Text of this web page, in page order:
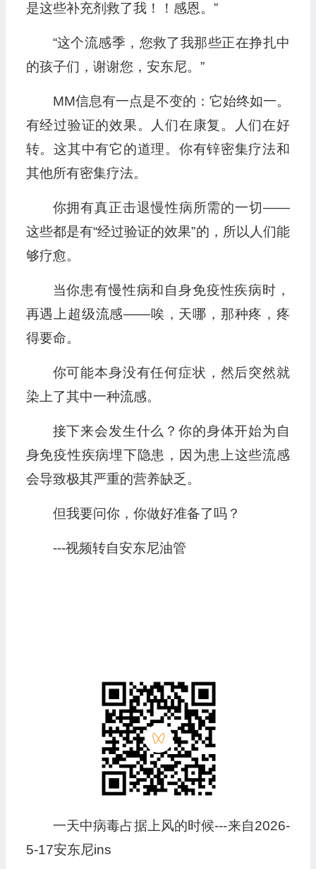
是这些补充剂救了我！！感恩。”
“这个流感季，您救了我那些正在挣扎中
的孩子们，谢谢您，安东尼。”
MM信息有一点是不变的：它始终如一。
有经过验证的效果。人们在康复。人们在好
转。这其中有它的道理。你有锌密集疗法和
其他所有密集疗法。
你拥有真正击退慢性病所需的一切——
这些都是有“经过验证的效果”的，所以人们能
够疗愈。
当你患有慢性病和自身免疫性疾病时，
再遇上超级流感——唉，天哪，那种疼，疼
得要命。
你可能本身没有任何症状，然后突然就
染上了其中一种流感。
接下来会发生什么？你的身体开始为自
身免疫性疾病埋下隐患，因为患上这些流感
会导致极其严重的营养缺乏。
但我要问你，你做好准备了吗？
---视频转自安东尼油管
一天中病毒占据上风的时候---来自2026-
5-17安东尼ins